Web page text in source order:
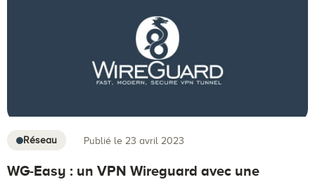
Réseau Publié le 23 avril 2023
WG-Easy : un VPN Wireguard avec une